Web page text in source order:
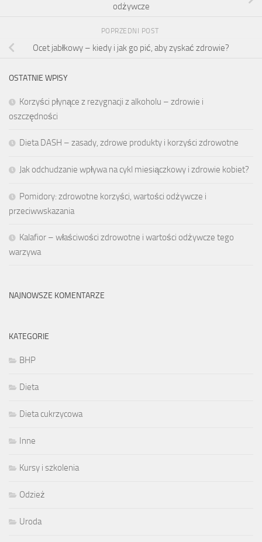
odżywcze
POPRZEDNI POST
Ocet jabłkowy – kiedy i jak go pić, aby zyskać zdrowie?
OSTATNIE WPISY
Korzyści płynące z rezygnacji z alkoholu – zdrowie i
oszczędności
Dieta DASH – zasady, zdrowe produkty i korzyści zdrowotne
Jak odchudzanie wpływa na cykl miesiączkowy i zdrowie kobiet?
Pomidory: zdrowotne korzyści, wartości odżywcze i
przeciwwskazania
Kalafior – właściwości zdrowotne i wartości odżywcze tego
warzywa
NAJNOWSZE KOMENTARZE
KATEGORIE
BHP
Dieta
Dieta cukrzycowa
Inne
Kursy i szkolenia
Odzież
Uroda